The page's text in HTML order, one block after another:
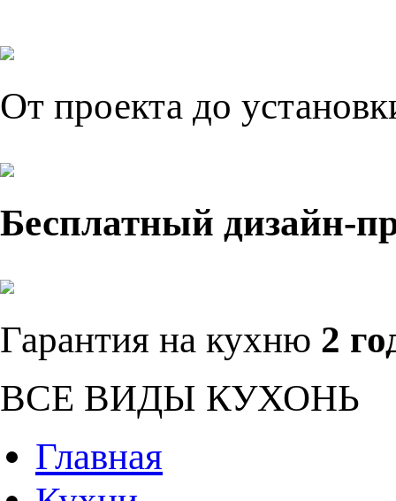
От проекта до
Бесплатный дизайн-
Гарантия на кухню 2
ВСЕ ВИДЫ КУХОНЬ
Главная